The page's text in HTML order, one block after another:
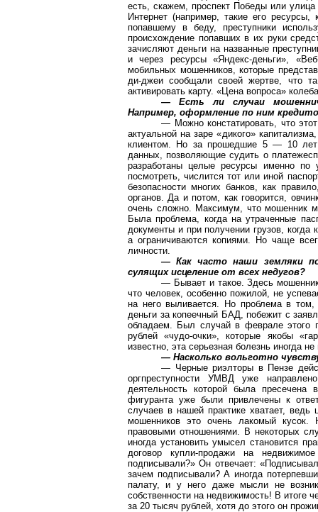
есть, скажем, проспект Победы или
Интернет (например, такие его
попавшему в беду, преступники
происхождение попавших в их руки
зачисляют деньги на названные
и через ресурсы «Яндекс-деньги»,
мобильных мошенников, которые
ди-джеи сообщали своей жертве, что
активировать карту. «Цена вопроса»
— Есть ли случаи
Например, оформление по ним
— Можно констатировать, что
актуальной на заре «дикого»
клиентом. Но за прошедшие 5 — 10 лет
данных, позволяющие судить о
разработаны целые ресурсы именно
посмотреть, числится тот или иной
безопасности многих банков, как
органов. Да и потом, как говорится,
очень сложно. Максимум, что мошенник
Была проблема, когда на утраченные
документы и при получении грузов,
а ограничиваются копиями. Но чаще
личности.
— Как часто наши земляки
сулящих исцеление от всех недугов?
— Бывает и такое. Здесь
что человек, особенно пожилой, не
на него выливается. Но проблема в
деньги за копеечный БАД, побежит с
обладаем. Был случай в феврале этого
рублей «чудо-очки», которые якобы
известно, эта серьезная болезнь иногда
— Насколько вольготно
— Черные риэлторы в Пензе
оргпреступности УМВД уже
деятельность которой была
фигуранта уже были привлечены к
случаев в нашей практике хватает,
мошенников это очень лакомый кусок.
правовыми отношениями. В некоторых
иногда установить умысел становится
договор купли-продажи на
подписывали?» Он отвечает:
зачем подписывали? А иногда
палату, и у него даже мысли не
собственности на недвижимость! В итоге
за 20 тысяч рублей, хотя до этого он